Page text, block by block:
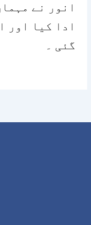
انور نے
ادا کیا اور
گئی ۔